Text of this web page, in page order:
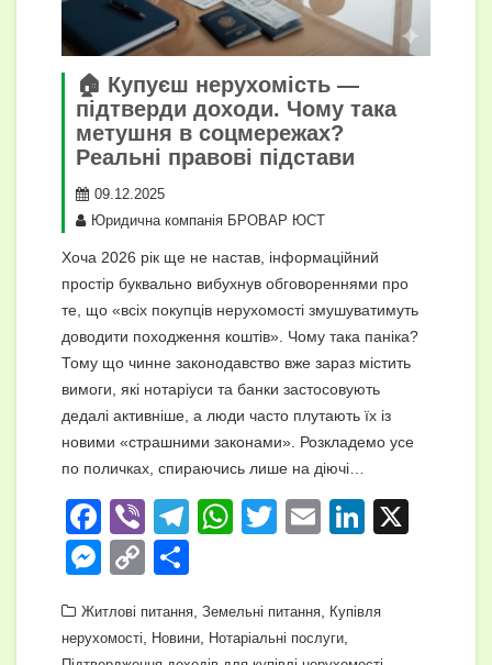
🏠 Купуєш нерухомість —
підтверди доходи. Чому така
метушня в соцмережах?
Реальні правові підстави
09.12.2025
Юридична компанія БРОВАР ЮСТ
Хоча 2026 рік ще не настав, інформаційний
простір буквально вибухнув обговореннями про
те, що «всіх покупців нерухомості змушуватимуть
доводити походження коштів». Чому така паніка?
Тому що чинне законодавство вже зараз містить
вимоги, які нотаріуси та банки застосовують
дедалі активніше, а люди часто плутають їх із
новими «страшними законами». Розкладемо усе
по поличках, спираючись лише на діючі…
F
a
c
e
b
Vi
b
er
T
gr
a
W
s
A
T
er
E
Li
e
dI
M
ss
C
p
ді
Житлові питання Земельні питання Купівля
нерухомості
Новини Нотаріальні послуги